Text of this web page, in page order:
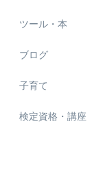
ツール・本
ブログ
子育て
検定資格・講座